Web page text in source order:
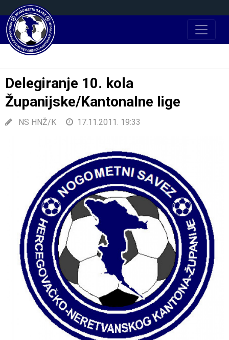
Delegiranje 10. kola
Županijske/Kantonalne lige
NS HNŽ/K 17.11.2011. 19:33